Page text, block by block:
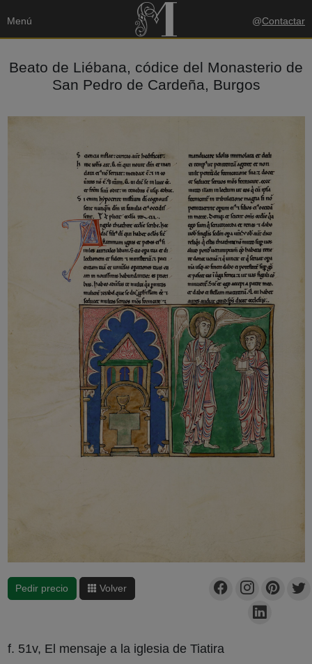
Menú @Contactar
Beato de Liébana, códice del Monasterio de
San Pedro de Cardeña, Burgos
Pedir precio Volver
f. 51v, El mensaje a la iglesia de Tiatira